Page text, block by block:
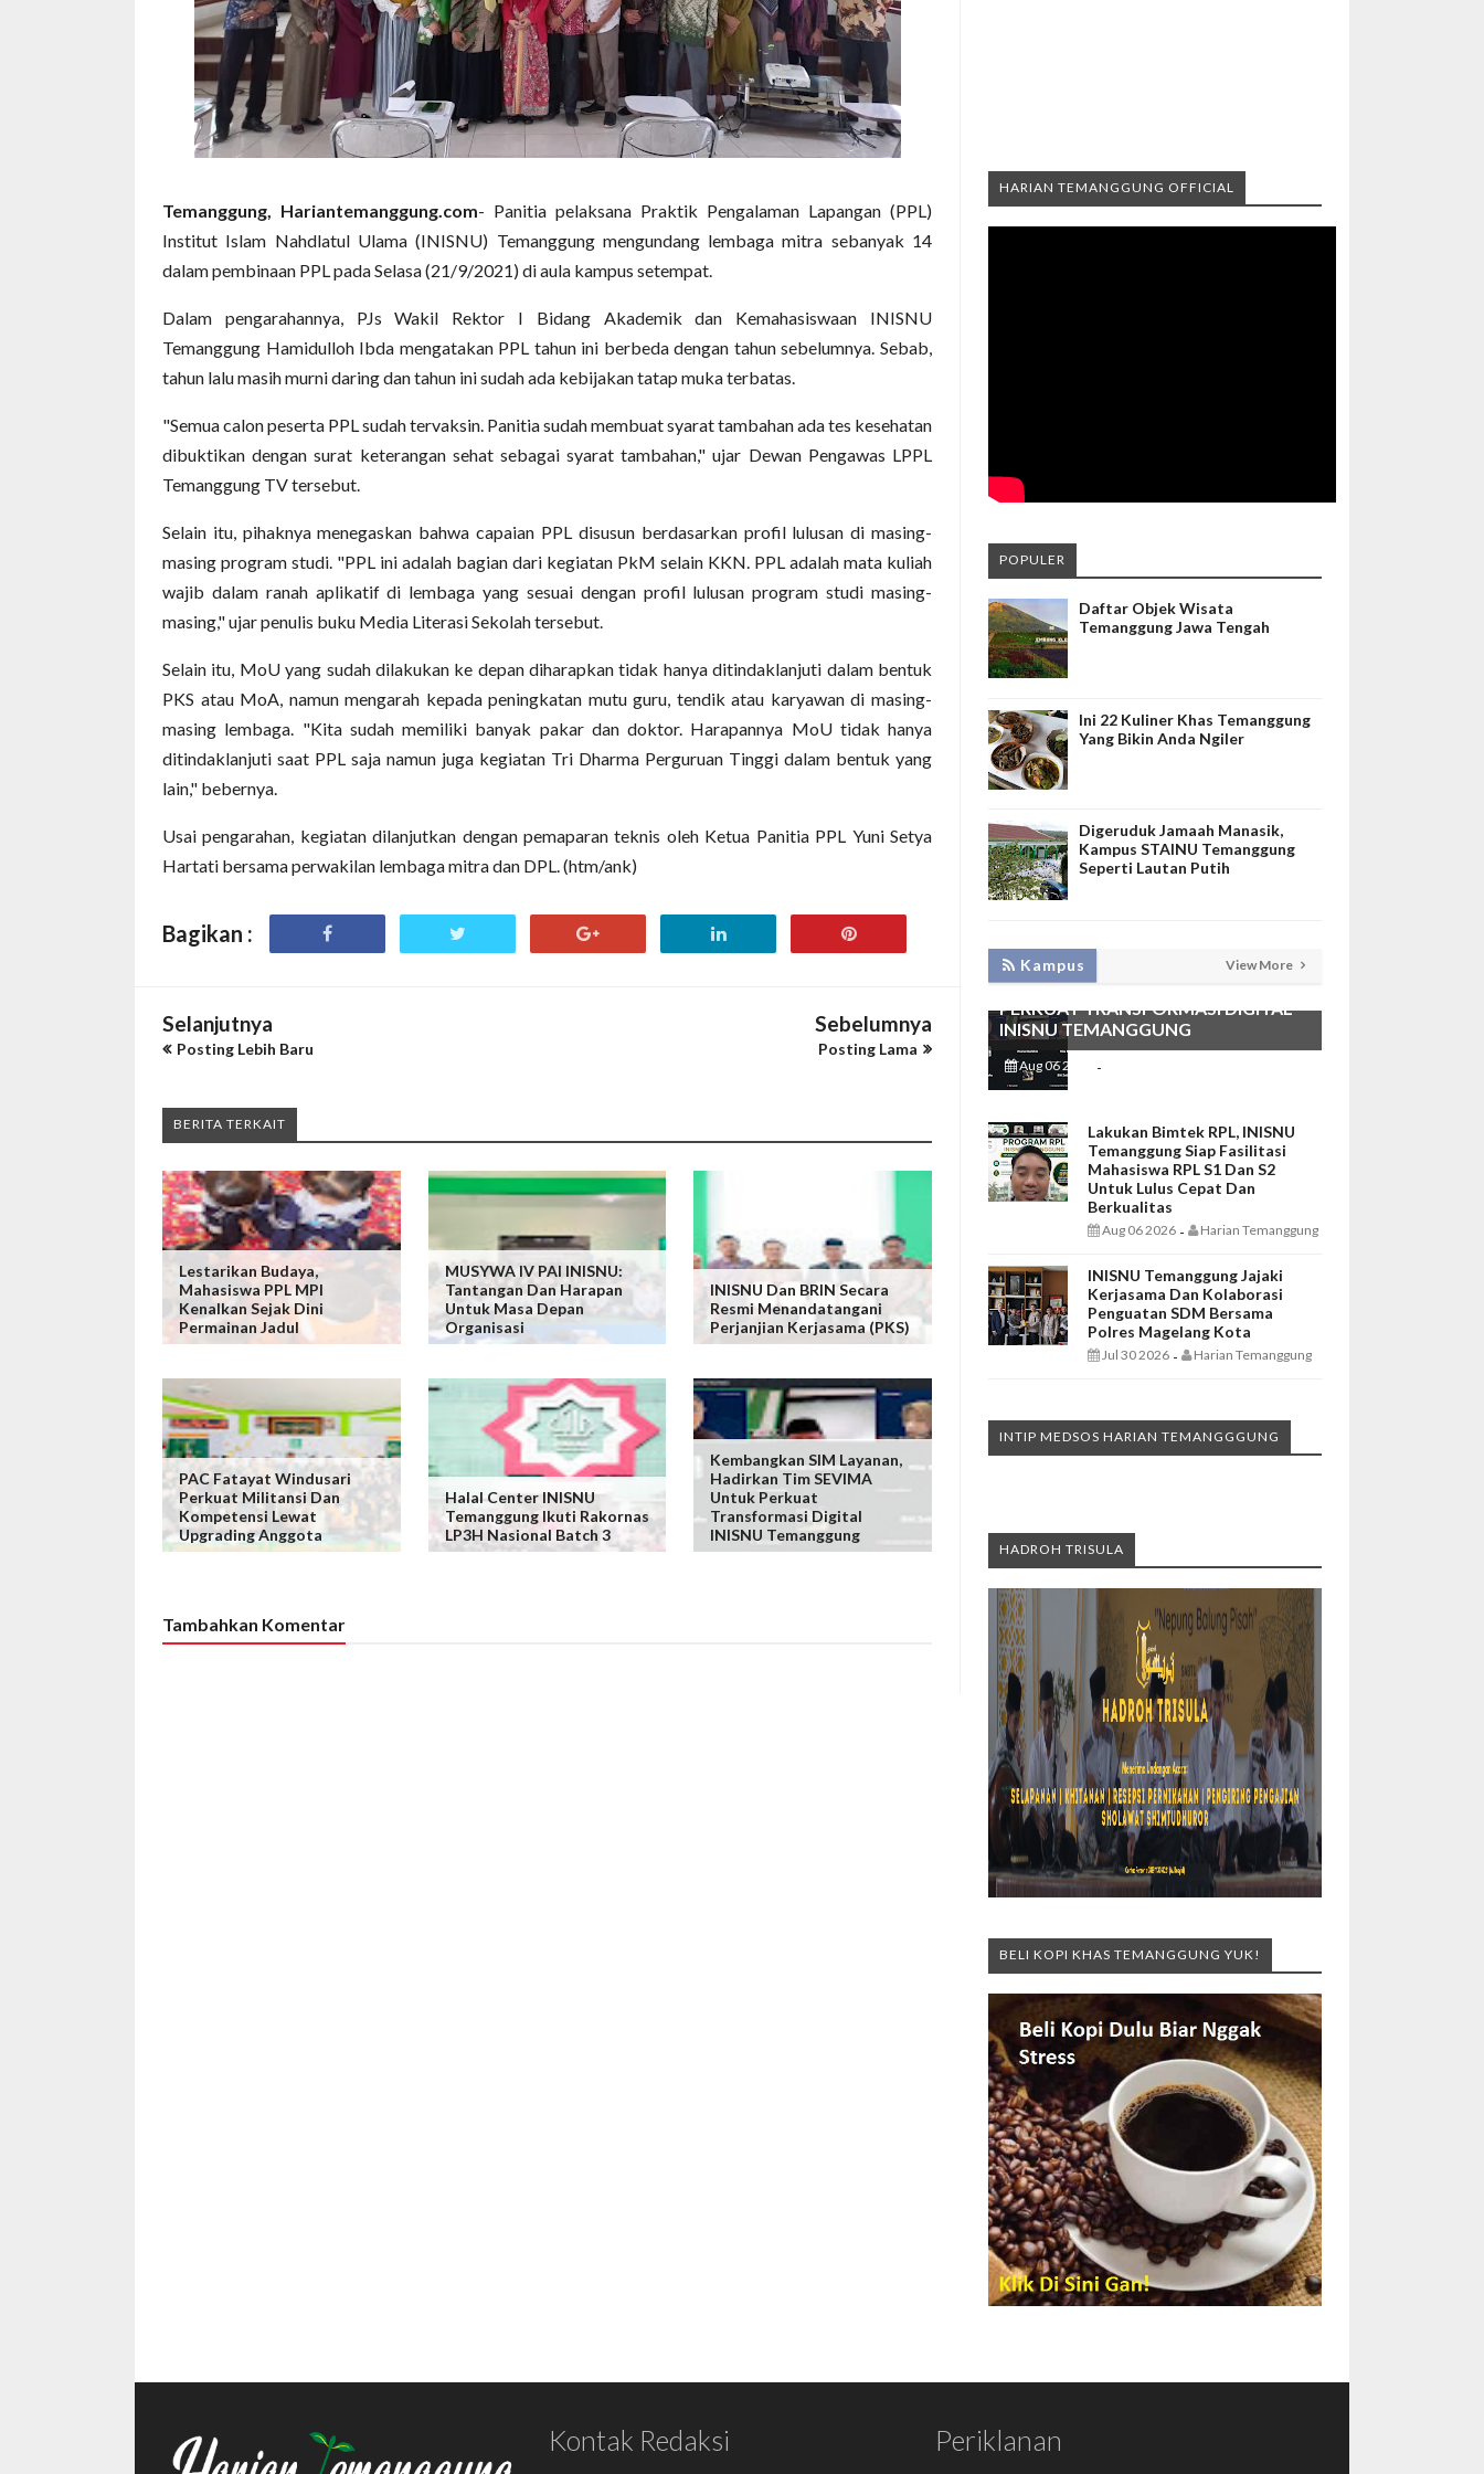
Temanggung, Hariantemanggung.com- Panitia pelaksana Praktik Pengalaman Lapangan (PPL)
Institut Islam Nahdlatul Ulama (INISNU) Temanggung mengundang lembaga mitra sebanyak 14
dalam pembinaan PPL pada Selasa (21/9/2021) di aula kampus setempat.
Dalam pengarahannya, PJs Wakil Rektor I Bidang Akademik dan Kemahasiswaan INISNU
Temanggung Hamidulloh Ibda mengatakan PPL tahun ini berbeda dengan tahun sebelumnya. Sebab,
tahun lalu masih murni daring dan tahun ini sudah ada kebijakan tatap muka terbatas.
"Semua calon peserta PPL sudah tervaksin. Panitia sudah membuat syarat tambahan ada tes kesehatan
dibuktikan dengan surat keterangan sehat sebagai syarat tambahan," ujar Dewan Pengawas LPPL
Temanggung TV tersebut.
Selain itu, pihaknya menegaskan bahwa capaian PPL disusun berdasarkan profil lulusan di masing-
masing program studi. "PPL ini adalah bagian dari kegiatan PkM selain KKN. PPL adalah mata kuliah
wajib dalam ranah aplikatif di lembaga yang sesuai dengan profil lulusan program studi masing-
masing," ujar penulis buku Media Literasi Sekolah tersebut.
Selain itu, MoU yang sudah dilakukan ke depan diharapkan tidak hanya ditindaklanjuti dalam bentuk
PKS atau MoA, namun mengarah kepada peningkatan mutu guru, tendik atau karyawan di masing-
masing lembaga. "Kita sudah memiliki banyak pakar dan doktor. Harapannya MoU tidak hanya
ditindaklanjuti saat PPL saja namun juga kegiatan Tri Dharma Perguruan Tinggi dalam bentuk yang
lain," bebernya.
Usai pengarahan, kegiatan dilanjutkan dengan pemaparan teknis oleh Ketua Panitia PPL Yuni Setya
Hartati bersama perwakilan lembaga mitra dan DPL. (htm/ank)
Bagikan :
Selanjutnya
Posting Lebih Baru
Sebelumnya
Posting Lama
BERITA TERKAIT
Lestarikan Budaya,
Mahasiswa PPL MPI
Kenalkan Sejak Dini
Permainan Jadul
MUSYWA IV PAI INISNU:
Tantangan Dan Harapan
Untuk Masa Depan
Organisasi
INISNU Dan BRIN Secara
Resmi Menandatangani
Perjanjian Kerjasama (PKS)
PAC Fatayat Windusari
Perkuat Militansi Dan
Kompetensi Lewat
Upgrading Anggota
Halal Center INISNU
Temanggung Ikuti Rakornas
LP3H Nasional Batch 3
Kembangkan SIM Layanan,
Hadirkan Tim SEVIMA
Untuk Perkuat
Transformasi Digital
INISNU Temanggung
Tambahkan Komentar
HARIAN TEMANGGUNG OFFICIAL
POPULER
Daftar Objek Wisata
Temanggung Jawa Tengah
Ini 22 Kuliner Khas Temanggung
Yang Bikin Anda Ngiler
Digeruduk Jamaah Manasik,
Kampus STAINU Temanggung
Seperti Lautan Putih
Kampus View More
KEMBANGKAN SIM LAYANAN,
HADIRKAN TIM SEVIMA UNTUK
PERKUAT TRANSFORMASI DIGITAL
INISNU TEMANGGUNG
Aug 06 2026 -
Lakukan Bimtek RPL, INISNU
Temanggung Siap Fasilitasi
Mahasiswa RPL S1 Dan S2
Untuk Lulus Cepat Dan
Berkualitas
Aug 06 2026 - Harian Temanggung
INISNU Temanggung Jajaki
Kerjasama Dan Kolaborasi
Penguatan SDM Bersama
Polres Magelang Kota
Jul 30 2026 - Harian Temanggung
INTIP MEDSOS HARIAN TEMANGGGUNG
HADROH TRISULA
BELI KOPI KHAS TEMANGGUNG YUK!
Kontak Redaksi Periklanan